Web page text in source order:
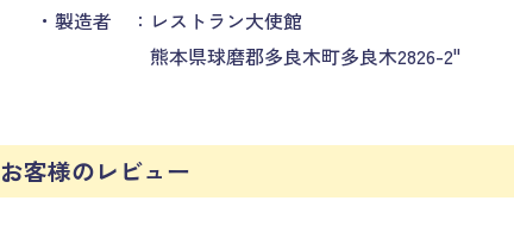
・製造者 ：レストラン大使館
熊本県球磨郡多良木町多良木2826-2"
お客様のレビュー